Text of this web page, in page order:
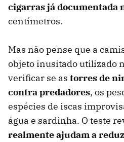
cigarras já documentada
centímetros.
Mas não pense que a
objeto inusitado utilizado
verificar se as torres de
contra predadores, os
espécies de iscas
água e sardinha. O teste
realmente ajudam a